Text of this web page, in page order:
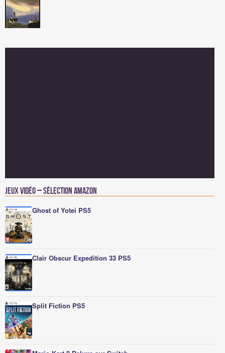
Jeux vidéo – Sélection Amazon
Ghost of Yotei PS5
Clair Obscur Expedition 33 PS5
Split Fiction PS5